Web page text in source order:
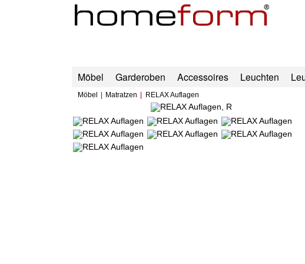
Möbel Garderoben Accessoires Leuchten
Möbel Matratzen RELAX Auflagen